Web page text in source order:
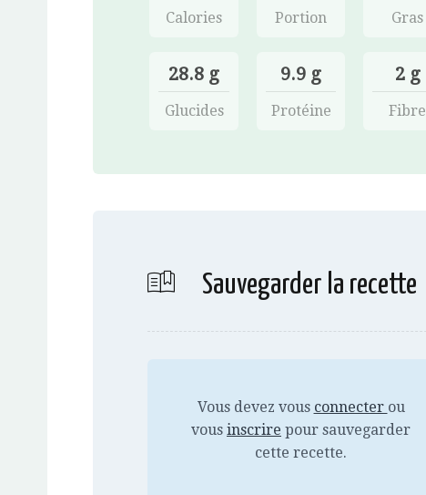
Calories Portion Gras
28.8 g
Glucides
9.9 g
Protéine
2 g
Fibre
Sauvegarder la recette
Vous devez vous connecter ou
vous inscrire pour sauvegarder
cette recette.